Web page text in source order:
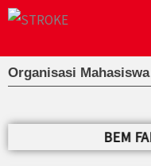
Lewati
konten
Organisasi Mahasiswa
BEM